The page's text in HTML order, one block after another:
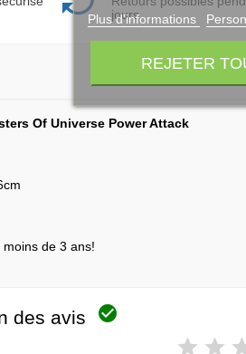
jours
Of Universe Power Attack
de 3 ans!
des avis 
Plus d'informations
REJETER